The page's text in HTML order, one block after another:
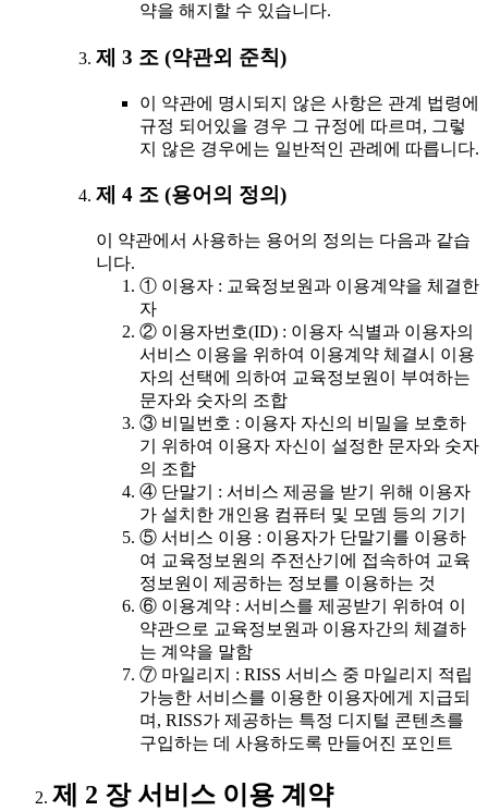
약을 해지할 수 있습니다.
제 3 조 (약관외 준칙)
이 약관에 명시되지 않은 사항은 관계 법령에
규정 되어있을 경우 그 규정에 따르며, 그렇
지 않은 경우에는 일반적인 관례에 따릅니다.
제 4 조 (용어의 정의)
이 약관에서 사용하는 용어의 정의는 다음과 같습
니다.
① 이용자 : 교육정보원과 이용계약을 체결한
자
② 이용자번호(ID) : 이용자 식별과 이용자의
서비스 이용을 위하여 이용계약 체결시 이용
자의 선택에 의하여 교육정보원이 부여하는
문자와 숫자의 조합
③ 비밀번호 : 이용자 자신의 비밀을 보호하
기 위하여 이용자 자신이 설정한 문자와 숫자
의 조합
④ 단말기 : 서비스 제공을 받기 위해 이용자
가 설치한 개인용 컴퓨터 및 모뎀 등의 기기
⑤ 서비스 이용 : 이용자가 단말기를 이용하
여 교육정보원의 주전산기에 접속하여 교육
정보원이 제공하는 정보를 이용하는 것
⑥ 이용계약 : 서비스를 제공받기 위하여 이
약관으로 교육정보원과 이용자간의 체결하
는 계약을 말함
⑦ 마일리지 : RISS 서비스 중 마일리지 적립
가능한 서비스를 이용한 이용자에게 지급되
며, RISS가 제공하는 특정 디지털 콘텐츠를
구입하는 데 사용하도록 만들어진 포인트
제 2 장 서비스 이용 계약